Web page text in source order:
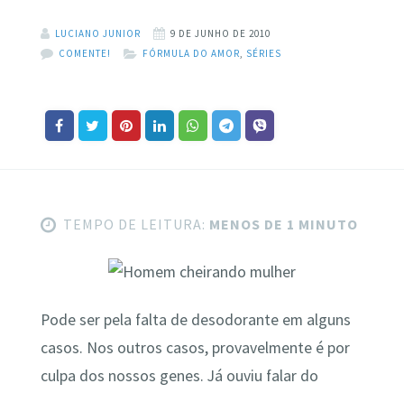
LUCIANO JUNIOR
9 DE JUNHO DE 2010
COMENTE!
FÓRMULA DO AMOR SÉRIES
TEMPO DE LEITURA: MENOS DE 1 MINUTO
Pode ser pela falta de desodorante em alguns
casos. Nos outros casos, provavelmente é por
culpa dos nossos genes. Já ouviu falar do